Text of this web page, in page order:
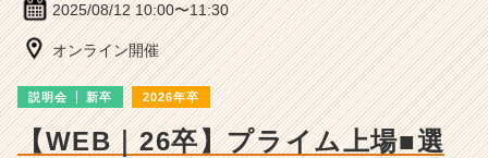
|
ャ
ー・
成
2025/08/12 10:00〜11:30
オンライン開催
説明会 新卒 2026年卒
【WEB｜26卒】プライム上場■選